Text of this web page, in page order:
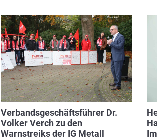
Verbandsgeschäftsführer Dr.
Volker Verch zu den
Warnstreiks der IG Metall